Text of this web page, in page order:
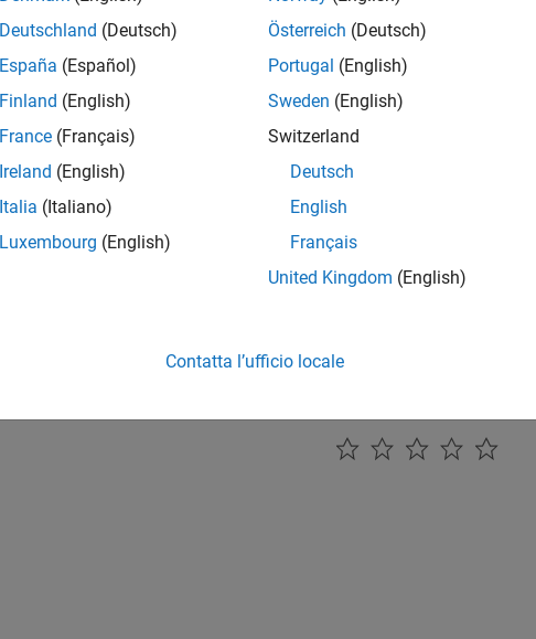
Deutschland (Deutsch)
España (Español)
Finland (English)
France (Français)
Ireland (English)
Italia (Italiano)
Luxembourg (English)
Österreich (Deutsch)
Portugal (English)
Sweden (English)
Switzerland
Deutsch
English
Français
United Kingdom (English)
Contatta l’ufficio locale